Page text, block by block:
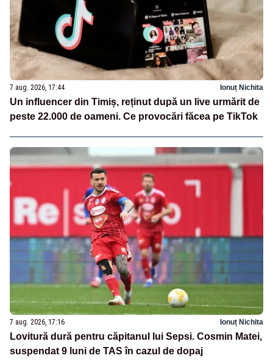
7 aug. 2026, 17:44 Ionuț Nichita
Un influencer din Timiș, reținut după un live urmărit de
peste 22.000 de oameni. Ce provocări făcea pe TikTok
7 aug. 2026, 17:16 Ionuț Nichita
Lovitură dură pentru căpitanul lui Sepsi. Cosmin Matei,
suspendat 9 luni de TAS în cazul de dopaj